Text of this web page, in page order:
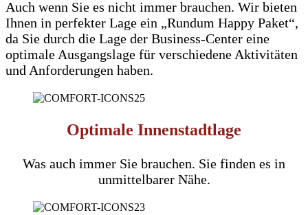
Auch wenn Sie es nicht immer brauchen. Wir bieten
Ihnen in perfekter Lage ein „Rundum Happy Paket“,
da Sie durch die Lage der Business-Center eine
optimale Ausgangslage für verschiedene Aktivitäten
und Anforderungen haben.
Optimale Innenstadtlage
Was auch immer Sie brauchen. Sie finden es in
unmittelbarer Nähe.